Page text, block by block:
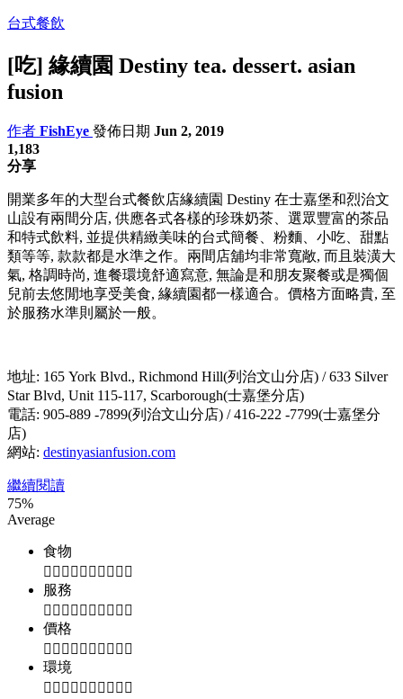
台式餐飲
[吃] 緣續園 Destiny tea. dessert. asian
fusion
作者 FishEye 發佈日期 Jun 2, 2019
1,183
分享
開業多年的大型台式餐飲店緣續園 Destiny 在士嘉堡和烈治文
山設有兩間分店, 供應各式各樣的珍珠奶茶、選眾豐富的茶品
和特式飲料, 並提供精緻美味的台式簡餐、粉麵、小吃、甜點
類等等, 款款都是水準之作。兩間店舖均非常寬敞, 而且裝潢大
氣, 格調時尚, 進餐環境舒適寫意, 無論是和朋友聚餐或是獨個
兒前去悠閒地享受美食, 緣續園都一樣適合。價格方面略貴, 至
於服務水準則屬於一般。
地址: 165 York Blvd., Richmond Hill(列治文山分店) / 633 Silver
Star Blvd, Unit 115-117, Scarborough(士嘉堡分店)
電話: 905-889 -7899(列治文山分店) / 416-222 -7799(士嘉堡分
店)
網站: destinyasianfusion.com
繼續閱讀
75%
Average
食物
服務
價格
環境